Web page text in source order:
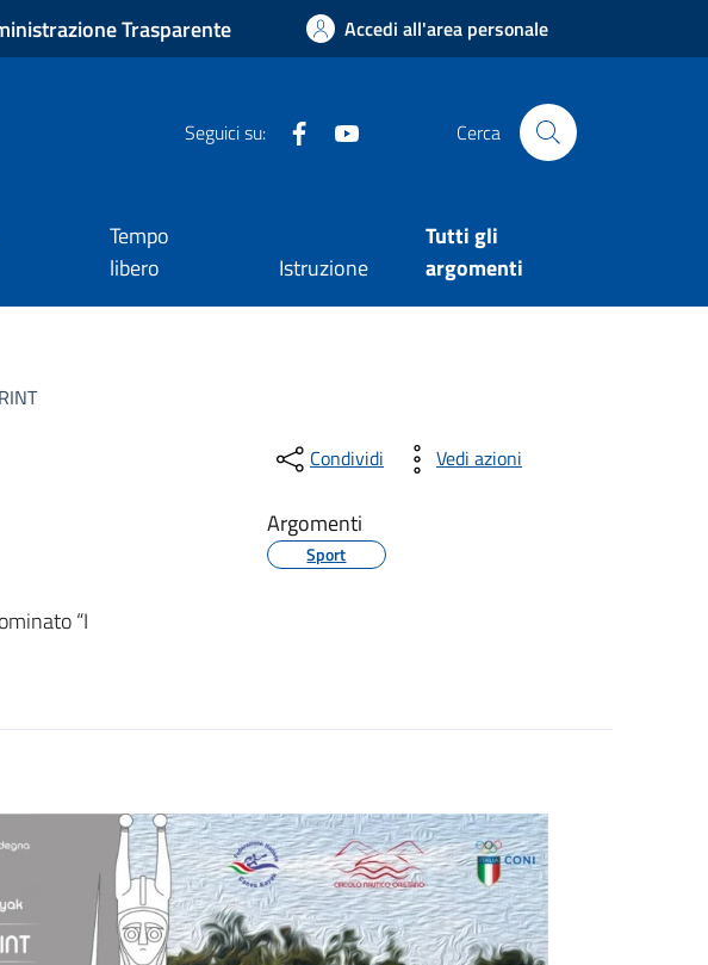
Trasparente Accedi all'area personale
Seguici su: Facebook Cerca
Tempo
libero
Istruzione
Tutti gli
argomenti
“I
Condividi Vedi azioni
Argomenti
Sport